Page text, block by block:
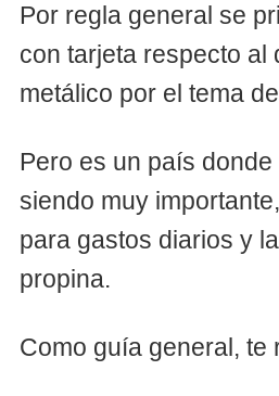
Por regla general se
con tarjeta respecto al
metálico por el tema
Pero es un país
siendo muy
para gastos diarios y
propina.
Como guía general, te